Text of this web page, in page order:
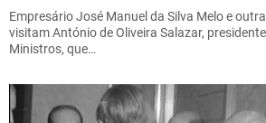
Empresário José Manuel da Silva Melo e
visitam António de Oliveira Salazar,
Ministros, que…